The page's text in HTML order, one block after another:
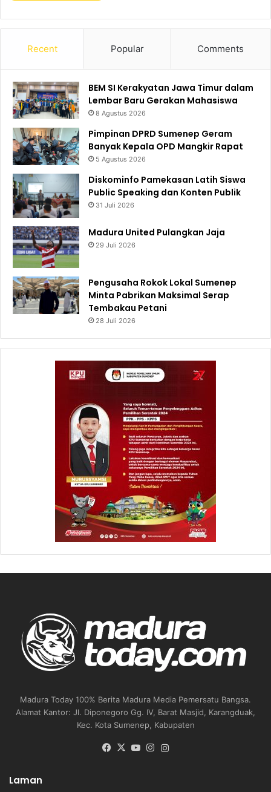
Recent Popular Comments
BEM SI Kerakyatan Jawa Timur dalam
Lembar Baru Gerakan Mahasiswa
8 Agustus 2026
Pimpinan DPRD Sumenep Geram
Banyak Kepala OPD Mangkir Rapat
5 Agustus 2026
Diskominfo Pamekasan Latih Siswa
Public Speaking dan Konten Publik
31 Juli 2026
Madura United Pulangkan Jaja
29 Juli 2026
Pengusaha Rokok Lokal Sumenep
Minta Pabrikan Maksimal Serap
Tembakau Petani
28 Juli 2026
Madura Today 100% Berita Madura Media Pemersatu Bangsa.
Alamat Kantor: Jl. Diponegoro Gg. IV, Barat Masjid, Karangduak,
Kec. Kota Sumenep, Kabupaten
Facebook
X YouTubeInstagram
Laman